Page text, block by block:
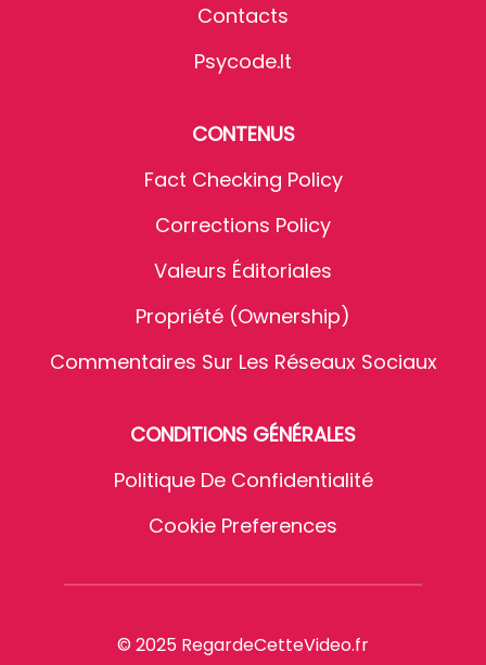
Contacts
Psycode.it
CONTENUS
Fact Checking Policy
Corrections Policy
Valeurs Éditoriales
Propriété (Ownership)
Commentaires Sur Les Réseaux Sociaux
CONDITIONS GÉNÉRALES
Politique De Confidentialité
Cookie Preferences
© 2025 RegardeCetteVideo.fr